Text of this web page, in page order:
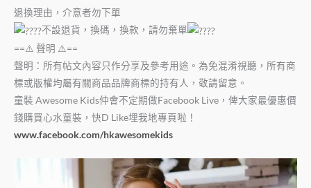
退換理由，介意者勿下單
不設退貨，換碼，換款，請勿棄單
==⚠️ 聲明 ⚠️==
聲明：所有帖文內容只作分享及參考用途。為免混淆視聽，所有商
標或版權均屬有關商品品牌商標的持有人，敬請留意。
童裝 Awesome Kids仲會不定期做Facebook Live，俾大家最優惠價
錢購買心水童裝，快D Like埋我地專頁啦！
www.facebook.com/hkawesomekids